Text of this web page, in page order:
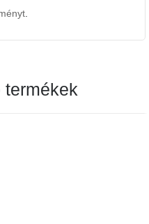
termékek